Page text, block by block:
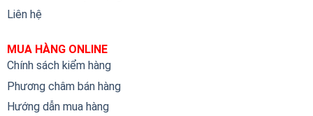
Liên hệ
MUA HÀNG ONLINE
Chính sách kiểm hàng
Phương châm bán hàng
Hướng dẫn mua hàng